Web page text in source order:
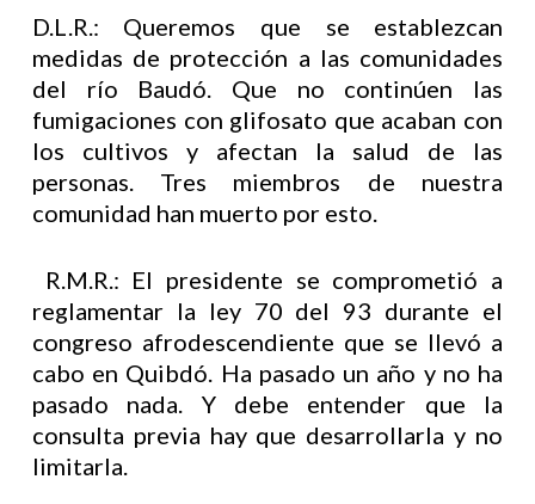
D.L.R.: Queremos que se establezcan
medidas de protección a las comunidades
del río Baudó. Que no continúen las
fumigaciones con glifosato que acaban con
los cultivos y afectan la salud de las
personas. Tres miembros de nuestra
comunidad han muerto por esto.
R.M.R.: El presidente se comprometió a
reglamentar la ley 70 del 93 durante el
congreso afrodescendiente que se llevó a
cabo en Quibdó. Ha pasado un año y no ha
pasado nada. Y debe entender que la
consulta previa hay que desarrollarla y no
limitarla.